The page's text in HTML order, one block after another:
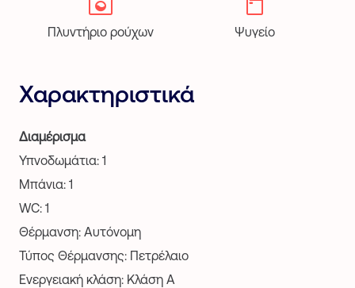
Χαρακτηριστικά
Διαμέρισμα
Υπνοδωμάτια: 1
Μπάνια: 1
WC: 1
Θέρμανση: Αυτόνομη
Τύπος Θέρμανσης: Πετρέλαιο
Ενεργειακή κλάση: Κλάση Α
Πλυντήριο ρούχων Ψυγείο